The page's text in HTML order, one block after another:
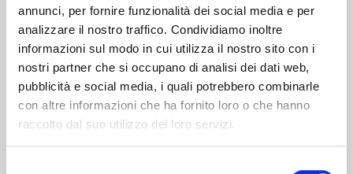
annunci, per fornire funzionalità dei social media e per
analizzare il nostro traffico. Condividiamo inoltre
informazioni sul modo in cui utilizza il nostro sito con i
nostri partner che si occupano di analisi dei dati web,
pubblicità e social media, i quali potrebbero combinarle
con altre informazioni che ha fornito loro o che hanno
raccolto dal suo utilizzo dei loro servizi.
Altri volumi della serie